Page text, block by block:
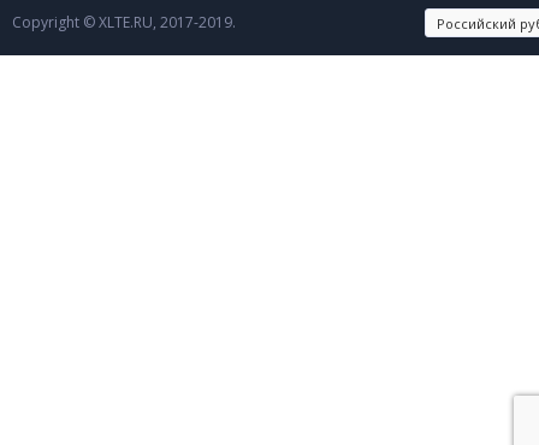
Copyright © XLTE.RU, 2017-2019.